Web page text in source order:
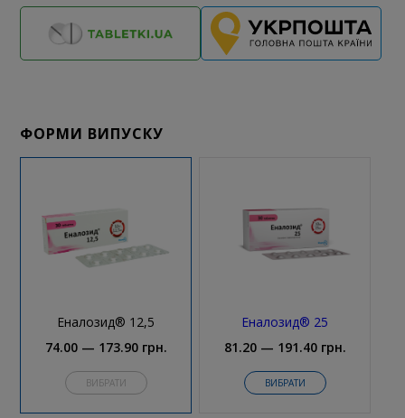
ФОРМИ ВИПУСКУ
Еналозид® 12,5
74.00 — 173.90 грн.
ВИБРАТИ
Еналозид® 25
81.20 — 191.40 грн.
ВИБРАТИ